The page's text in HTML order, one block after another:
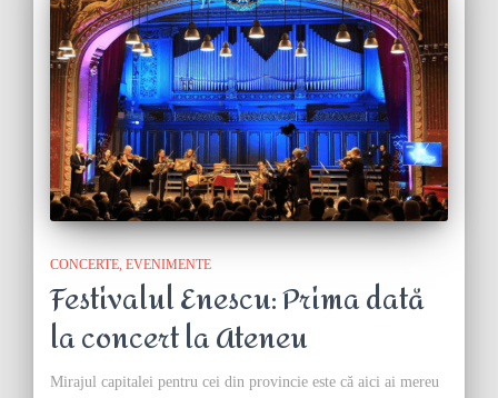
CONCERTE EVENIMENTE
Festivalul Enescu: Prima dată
la concert la Ateneu
Mirajul capitalei pentru cei din provincie este că aici ai mereu